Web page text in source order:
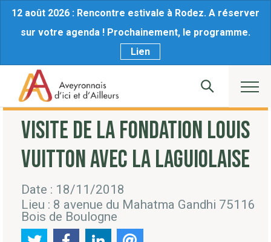
12 août 2026 : Rencontre estivale à Rodez. A réserver
sur votre agenda ! Prochainement, le programme.
Lien
VISITE DE LA FONDATION LOUIS
VUITTON AVEC LA LAGUIOLAISE
Date : 18/11/2018
Lieu : 8 avenue du Mahatma Gandhi 75116
Bois de Boulogne